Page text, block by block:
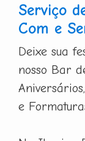
Serviço
Com e
Deixe sua
nosso Bar
e